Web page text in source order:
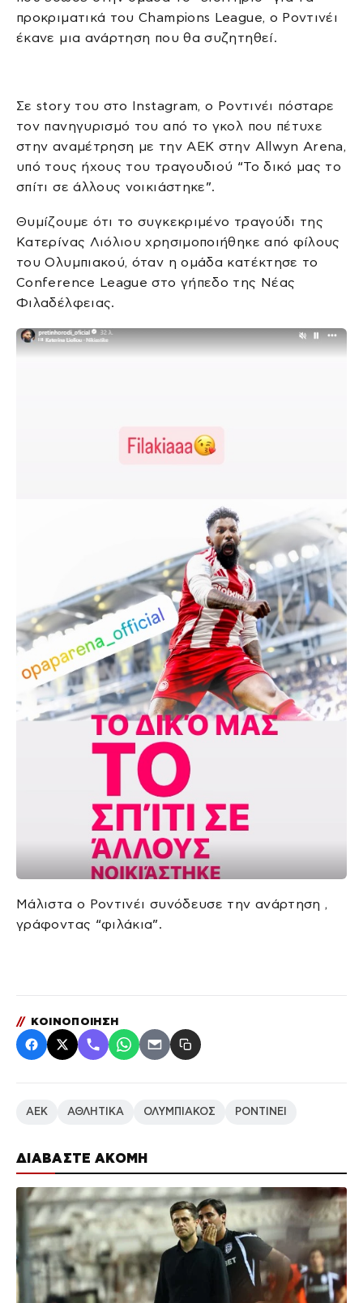
ΔΙΑΒΑΣΤΕ ΑΚΟΜΗ
προκριματικά του Champions League, ο Ροντινέι
έκανε μια ανάρτηση που θα συζητηθεί.
Σε story του στο Instagram, ο Ροντινέι πόσταρε
τον πανηγυρισμό του από το γκολ που πέτυχε
στην αναμέτρηση με την ΑΕΚ στην Allwyn Arena,
υπό τους ήχους του τραγουδιού “Το δικό μας το
σπίτι σε άλλους νοικιάστηκε”.
Θυμίζουμε ότι το συγκεκριμένο τραγούδι της
Κατερίνας Λιόλιου χρησιμοποιήθηκε από φίλους
του Ολυμπιακού, όταν η ομάδα κατέκτησε το
Conference League στο γήπεδο της Νέας
Φιλαδέλφειας.
Μάλιστα ο Ροντινέι συνόδευσε την ανάρτηση ,
γράφοντας “φιλάκια”.
// ΚΟΙΝΟΠΟΙΗΣΗ
ΑΕΚ ΑΘΛΗΤΙΚΑ ΟΛΥΜΠΙΑΚΟΣ ΡΟΝΤΙΝΕΙ